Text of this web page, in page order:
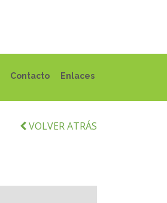
Contacto Enlaces
VOLVER ATRÁS